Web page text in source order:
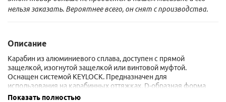
нельзя заказать. Вероятнее всего, он снят с производства.
Описание
Карабин из алюминиевого сплава, доступен с прямой
защелкой, изогнутой защелкой или винтовой муфтой.
Оснащен системой KEYLOCK. Предназначен для
использования на карабинных оттяжках. D-образная форма
распределяет большую часть нагрузки на основную ось
Показать полностью